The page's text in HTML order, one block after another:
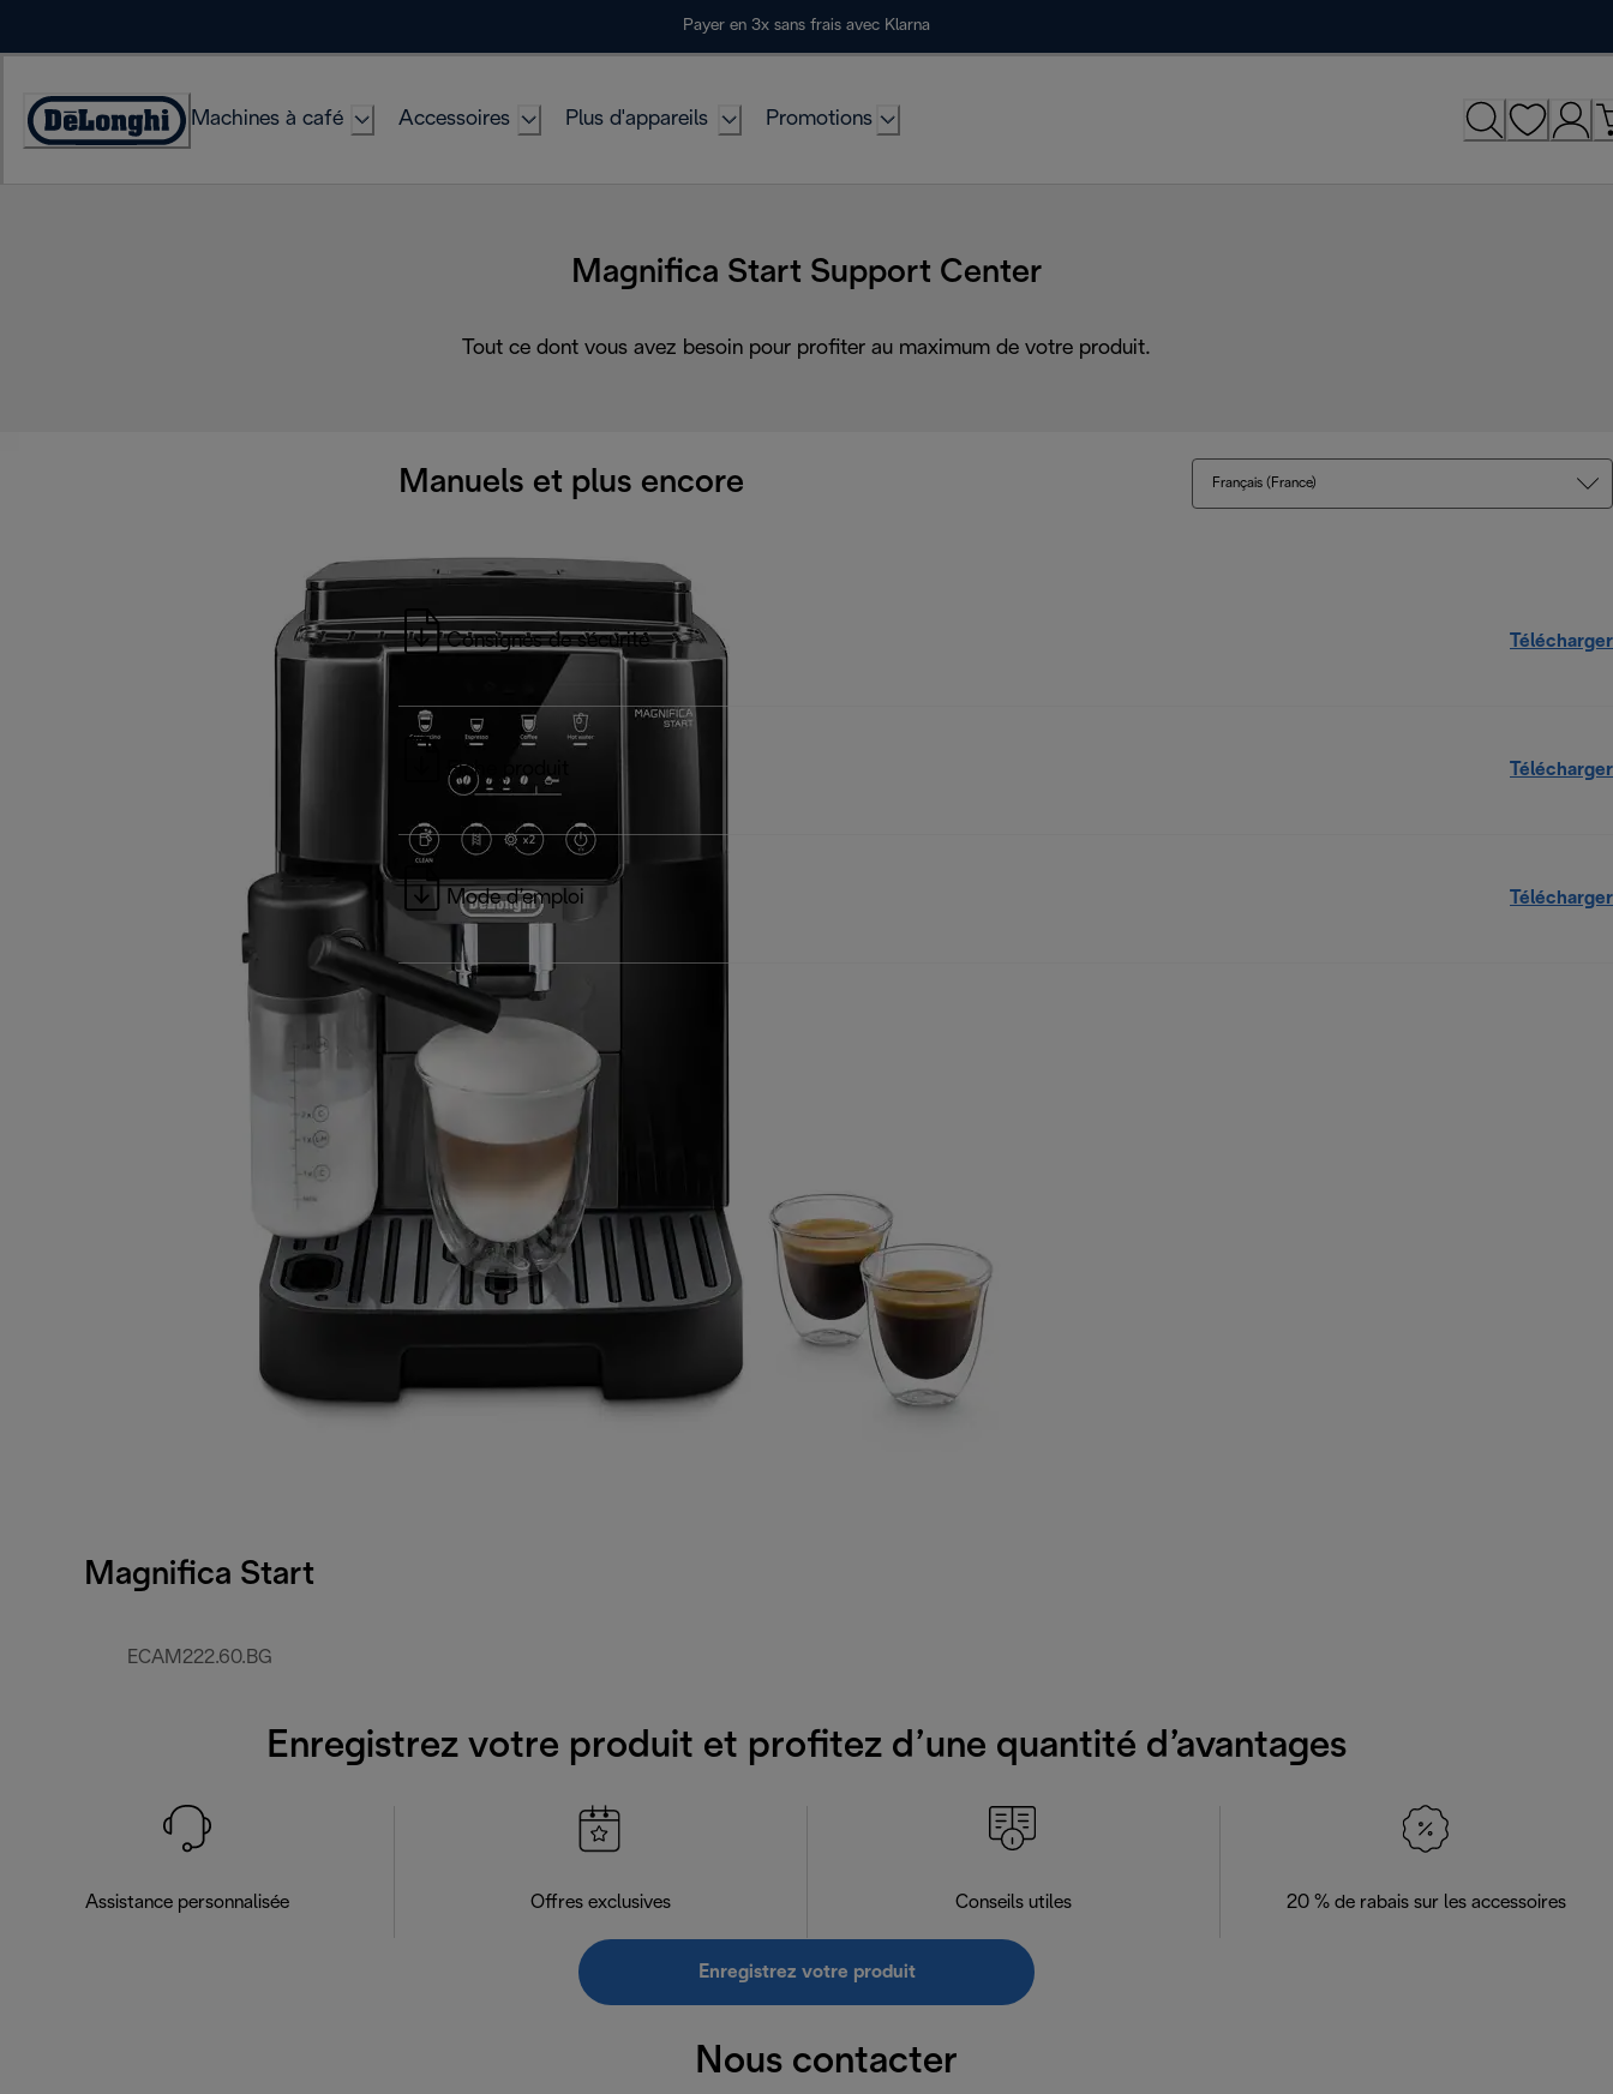
Payer en 3x sans frais avec Klarna
Déclaration
Machines à café Accessoires Plus d'appareils Promotions
Magnifica Start Support Center
Tout ce dont vous avez besoin pour profiter au maximum de votre produit.
Magnifica Start
ECAM222.60.BG
Manuels et plus encore Français (France)
Consignes de sécurité Télécharger
Fiche produit Télécharger
Mode d’emploi Télécharger
Enregistrez votre produit et profitez d’une quantité d’avantages
Assistance personnalisée Offres exclusives Conseils utiles 20 % de rabais sur les accessoires
Enregistrez votre produit
Nous contacter